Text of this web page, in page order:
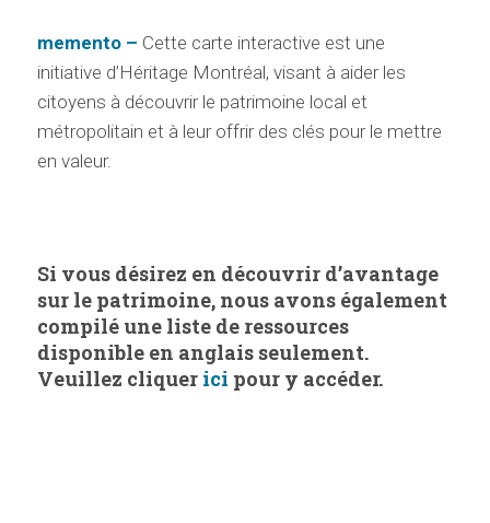
memento – Cette carte interactive est une
initiative d’Héritage Montréal, visant à aider les
citoyens à découvrir le patrimoine local et
métropolitain et à leur offrir des clés pour le mettre
en valeur.
Si vous désirez en découvrir d’avantage
sur le patrimoine, nous avons également
compilé une liste de ressources
disponible en anglais seulement.
Veuillez cliquerici pour y accéder.